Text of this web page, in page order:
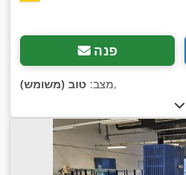
פנה
מצב: טוב (משומש) ,